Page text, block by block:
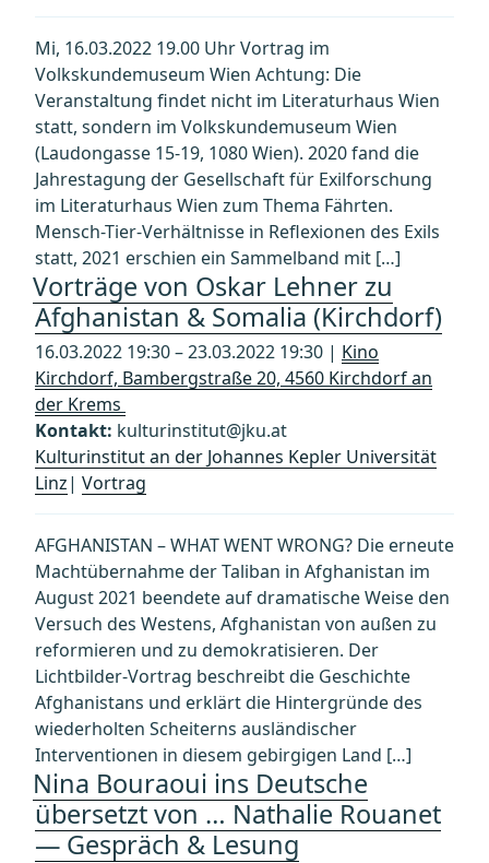
Mi, 16.03.2022 19.00 Uhr Vortrag im
Volkskundemuseum Wien Achtung: Die
Veranstaltung findet nicht im Literaturhaus Wien
statt, sondern im Volkskundemuseum Wien
(Laudongasse 15-19, 1080 Wien). 2020 fand die
Jahrestagung der Gesellschaft für Exilforschung
im Literaturhaus Wien zum Thema Fährten.
Mensch-Tier-Verhältnisse in Reflexionen des Exils
statt, 2021 erschien ein Sammelband mit […]
Vorträge von Oskar Lehner zu
Afghanistan & Somalia (Kirchdorf)
16.03.2022 19:30 – 23.03.2022 19:30 | Kino
Kirchdorf, Bambergstraße 20, 4560 Kirchdorf an
der Krems
Kontakt: kulturinstitut@jku.at
Kulturinstitut an der Johannes Kepler Universität
Linz| Vortrag
AFGHANISTAN – WHAT WENT WRONG? Die erneute
Machtübernahme der Taliban in Afghanistan im
August 2021 beendete auf dramatische Weise den
Versuch des Westens, Afghanistan von außen zu
reformieren und zu demokratisieren. Der
Lichtbilder-Vortrag beschreibt die Geschichte
Afghanistans und erklärt die Hintergründe des
wiederholten Scheiterns ausländischer
Interventionen in diesem gebirgigen Land […]
Nina Bouraoui ins Deutsche
übersetzt von … Nathalie Rouanet
— Gespräch & Lesung